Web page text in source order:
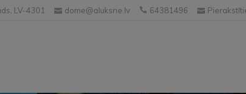
LV-4301 dome@aluksne.lv 64381496